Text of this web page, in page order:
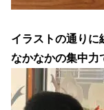
イラストの通り
なかなかの集中力